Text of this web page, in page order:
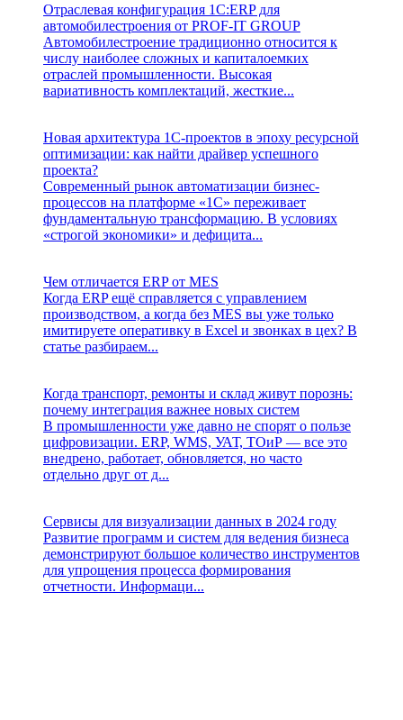
Отраслевая конфигурация 1С:ERP для
автомобилестроения от PROF-IT GROUP
Автомобилестроение традиционно относится к
числу наиболее сложных и капиталоемких
отраслей промышленности. Высокая
вариативность комплектаций, жесткие...
Новая архитектура 1С-проектов в эпоху ресурсной
оптимизации: как найти драйвер успешного
проекта?
Современный рынок автоматизации бизнес-
процессов на платформе «1С» переживает
фундаментальную трансформацию. В условиях
«строгой экономики» и дефицита...
Чем отличается ERP от MES
Когда ERP ещё справляется с управлением
производством, а когда без MES вы уже только
имитируете оперативку в Excel и звонках в цех? В
статье разбираем...
Когда транспорт, ремонты и склад живут порознь:
почему интеграция важнее новых систем
В промышленности уже давно не спорят о пользе
цифровизации. ERP, WMS, УАТ, ТОиР — все это
внедрено, работает, обновляется, но часто
отдельно друг от д...
Сервисы для визуализации данных в 2024 году
Развитие программ и систем для ведения бизнеса
демонстрируют большое количество инструментов
для упрощения процесса формирования
отчетности. Информаци...